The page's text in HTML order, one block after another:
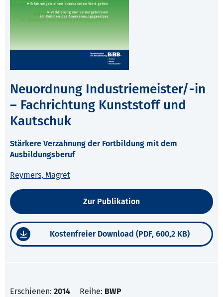
Neuordnung Industriemeister/-in
– Fachrichtung Kunststoff und
Kautschuk
Stärkere Verzahnung der Fortbildung mit dem
Ausbildungsberuf
Reymers, Magret
Zur Publikation
Kostenfreier Download (PDF, 600,2 KB)
Erschienen: 2014 Reihe: BWP